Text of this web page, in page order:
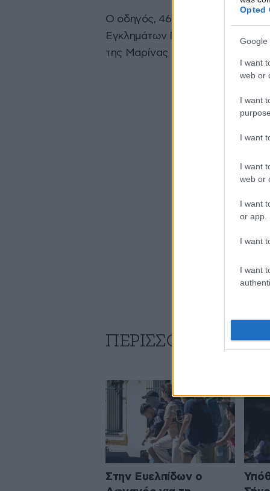
Opted
Google
I want
web or
I want
I want
I want
web or
I want
or app.
I want
I want
Ο οδηγός, 46 ετών, συνελήφθη
Εγκλημάτων Π. Φαλήρου, καθώς
της Μαρίνας Φλοίσβου.
ΠΕΡΙΣΣΟΤΕΡΑ
Στην Ευελπίδων ο